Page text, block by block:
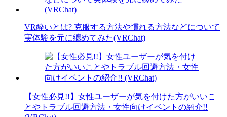
VR酔いとは? 克服する方法や慣れる方法などについて
実体験を元に纏めてみた(VRChat)
【女性必見!!】女性ユーザーが気を付けた方がいいこ
とやトラブル回避方法・女性向けイベントの紹介!!